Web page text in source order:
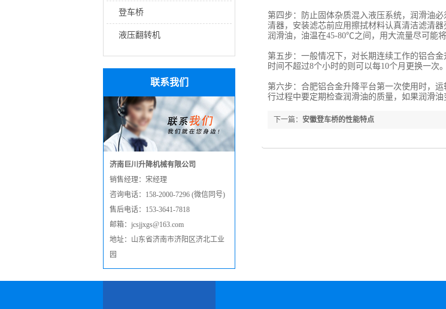
第四步：防止固体杂质混入液压系统，润滑油
清器，安装滤芯前应用擦拭材料认真清洁滤清
润滑油，油温在45-80℃之间，用大流量尽可能将
第五步：一般情况下，对长期连续工作的铝合
时间不超过8个小时的则可以每10个月更换一次。
第六步：合肥铝合金升降平台第一次使用时，
行过程中要定期检查润滑油的质量，如果润滑油
下一篇： 安徽登车桥的性能特点
登车桥
液压翻转机
联系我们
济南巨川升降机械有限公司
销售经理：宋经理
咨询电话：158-2000-7296 (微信同号)
售后电话：153-3641-7818
邮箱：jcsjjxgs@163.com
地址：山东省济南市济阳区济北工业
园